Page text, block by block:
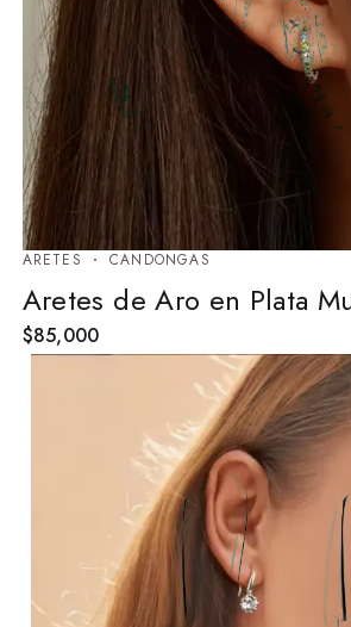
ARETES ⁠CANDONGAS
Aretes de Aro en Plata
$85,000